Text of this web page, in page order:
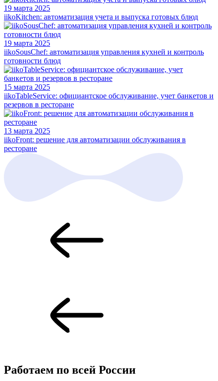
19 марта 2025
iikoKitchen: автоматизация учета и выпуска готовых блюд
19 марта 2025
iikoSousChef: автоматизация управления кухней и контроль
готовности блюд
15 марта 2025
iikoTableService: официантское обслуживание, учет банкетов и
резервов в ресторане
13 марта 2025
iikoFront: решение для автоматизации обслуживания в
ресторане
Работаем по всей России